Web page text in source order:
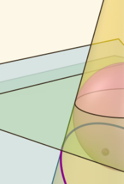
сфер Дан­де­лена с
пере­се­че­ния с